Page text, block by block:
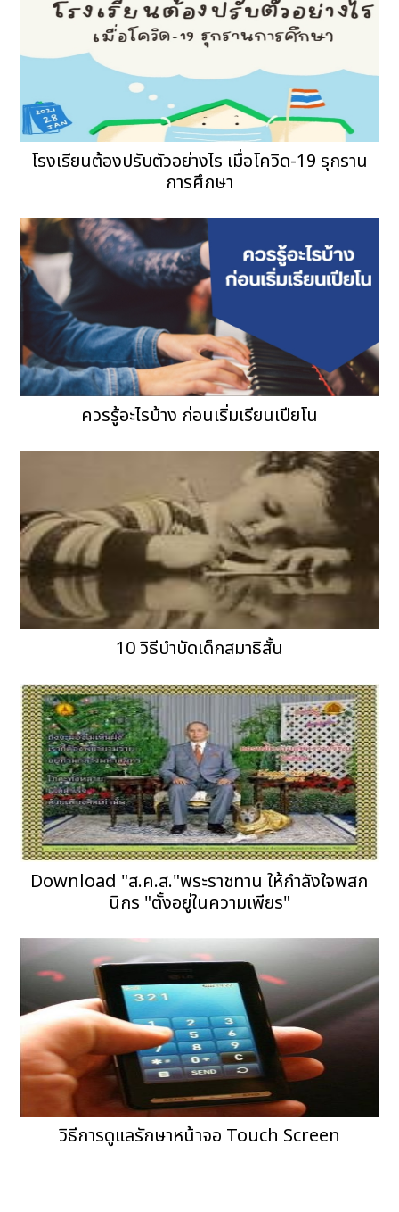
โรงเรียนต้องปรับตัวอย่างไร เมื่อโควิด-19 รุกราน
การศึกษา
ควรรู้อะไรบ้าง ก่อนเริ่มเรียนเปียโน
10 วิธีบำบัดเด็กสมาธิสั้น
Download "ส.ค.ส."พระราชทาน ให้กำลังใจพสก
นิกร "ตั้งอยู่ในความเพียร"
วิธีการดูแลรักษาหน้าจอ Touch Screen